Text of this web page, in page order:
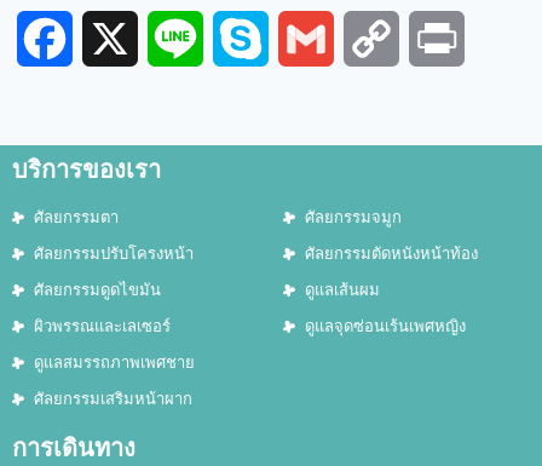
Facebook Line Skype Gmail Copy
บริการของเรา
ศัลยกรรมตา
ศัลยกรรมปรับโครงหน้า
ศัลยกรรมดูดไขมัน
ผิวพรรณและเลเซอร์
ดูแลสมรรถภาพเพศชาย
ศัลยกรรมเสริมหน้าผาก
ศัลยกรรมจมูก
ศัลยกรรมตัดหนังหน้าท้อง
ดูแลเส้นผม
ดูแลจุดซ่อนเร้นเพศหญิง
การเดินทาง